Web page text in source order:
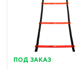
ПОД ЗАКАЗ